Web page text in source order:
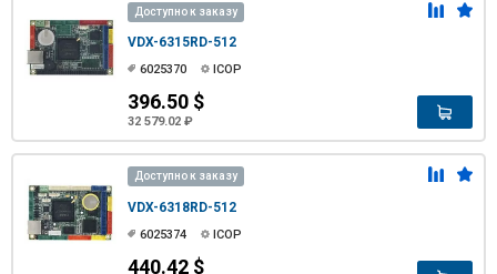
Доступно к заказу
VDX-6315RD-512
6025370 ICOP
396.50 $
32 579.02 ₽
Доступно к заказу
VDX-6318RD-512
6025374 ICOP
440.42 $